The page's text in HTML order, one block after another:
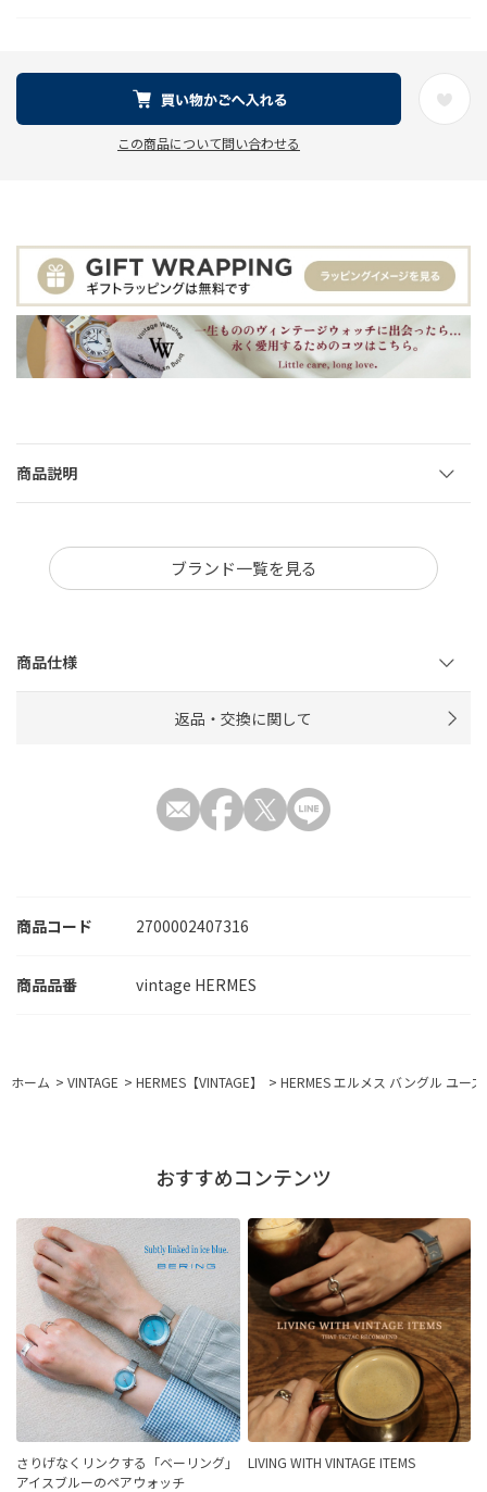
商品コード 2700002407316
vintage HERMES
この商品について問い合わせる
商品説明
ブランド一覧を見る
商品仕様
返品・交換に関して
ホーム > VINTAGE > HERMES【VINTAGE】 > HERMES エルメス バングル ユー
おすすめコンテンツ
さりげなくリンクする「ベーリング」
アイスブルーのペアウォッチ
LIVING WITH VINTAGE ITEMS